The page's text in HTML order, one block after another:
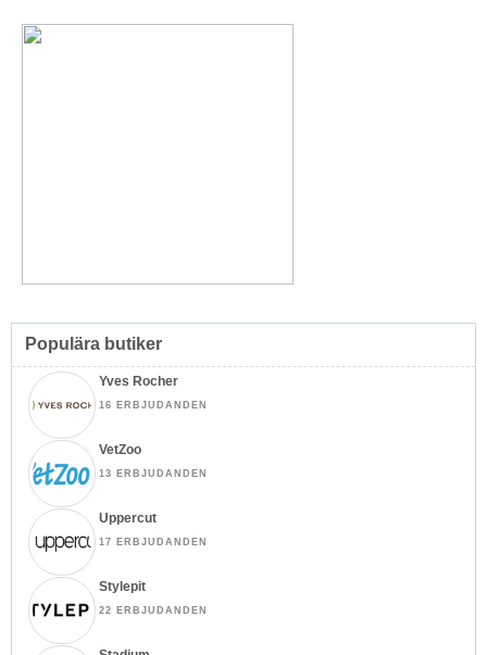
Populära butiker
Yves Rocher
16 ERBJUDANDEN
VetZoo
13 ERBJUDANDEN
Uppercut
17 ERBJUDANDEN
Stylepit
22 ERBJUDANDEN